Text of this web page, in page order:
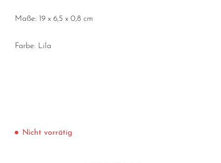
Maße: 19 x 6,5 x 0,8 cm
Farbe: Lila
Nicht vorrätig